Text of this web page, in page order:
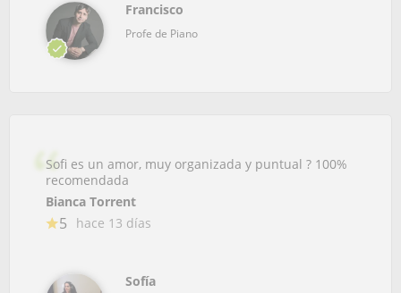
Francisco
Profe de Piano
Sofi es un amor, muy organizada y puntual ? 100%
recomendada
Bianca Torrent
5 hace 13 días
Sofía